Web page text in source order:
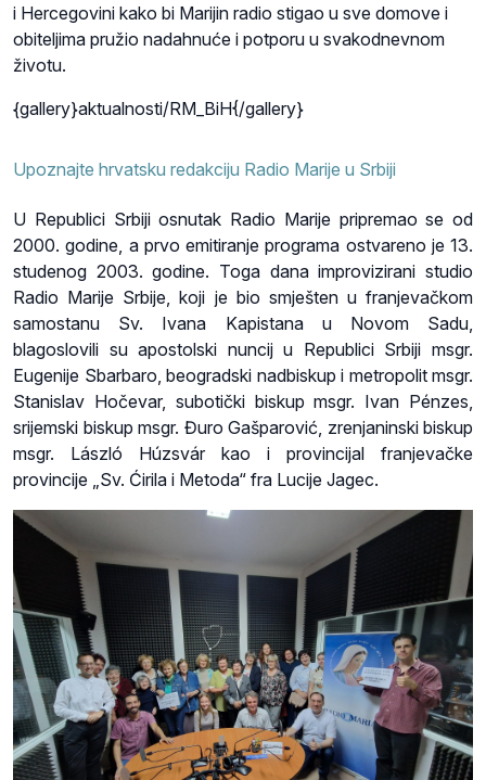
i Hercegovini kako bi Marijin radio stigao u sve domove i
obiteljima pružio nadahnuće i potporu u svakodnevnom
životu.
{gallery}aktualnosti/RM_BiH{/gallery}
Upoznajte hrvatsku redakciju Radio Marije u Srbiji
U Republici Srbiji osnutak Radio Marije pripremao se od
2000. godine, a prvo emitiranje programa ostvareno je 13.
studenog 2003. godine. Toga dana improvizirani studio
Radio Marije Srbije, koji je bio smješten u franjevačkom
samostanu Sv. Ivana Kapistana u Novom Sadu,
blagoslovili su apostolski nuncij u Republici Srbiji msgr.
Eugenije Sbarbaro, beogradski nadbiskup i metropolit msgr.
Stanislav Hočevar, subotički biskup msgr. Ivan Pénzes,
srijemski biskup msgr. Đuro Gašparović, zrenjaninski biskup
msgr. László Húzsvár kao i provincijal franjevačke
provincije „Sv. Ćirila i Metoda“ fra Lucije Jagec.